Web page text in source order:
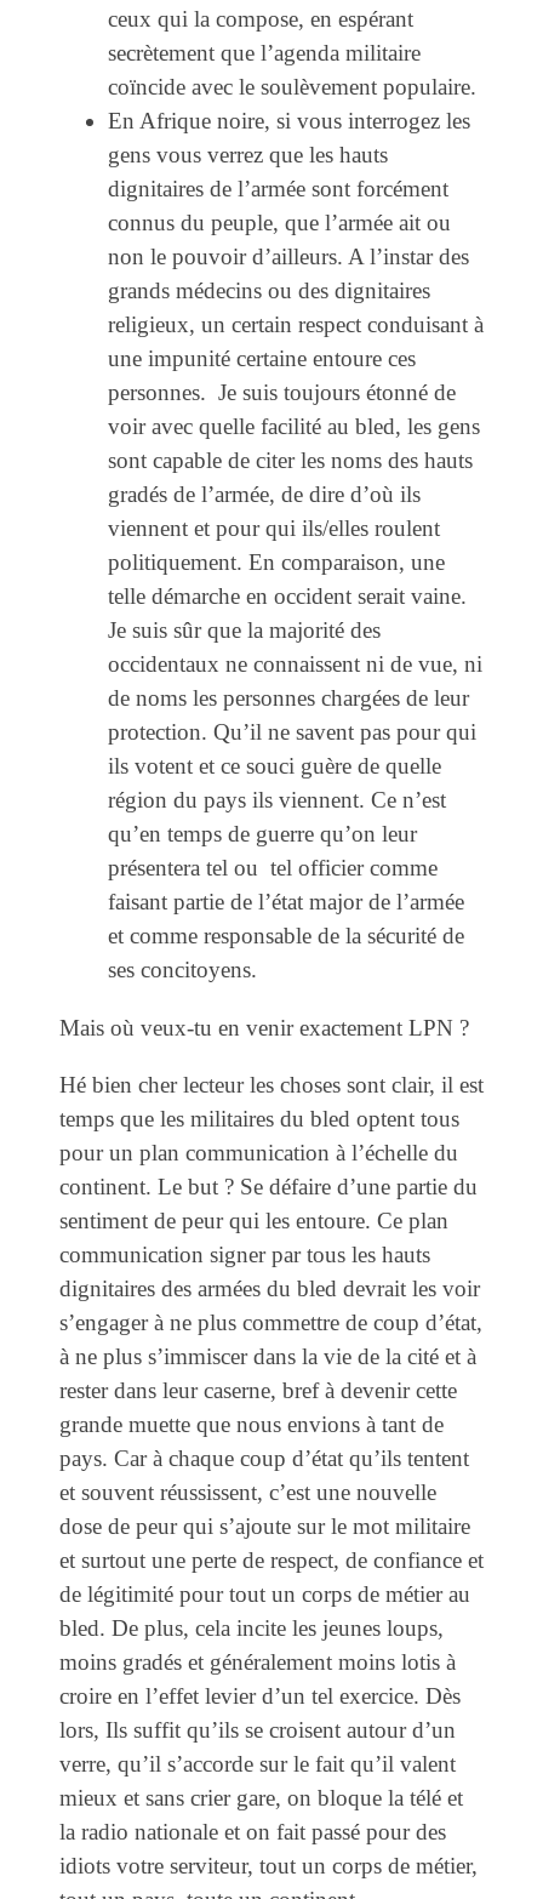
ceux qui la compose, en espérant
secrètement que l’agenda militaire
coïncide avec le soulèvement populaire.
En Afrique noire, si vous interrogez les
gens vous verrez que les hauts
dignitaires de l’armée sont forcément
connus du peuple, que l’armée ait ou
non le pouvoir d’ailleurs. A l’instar des
grands médecins ou des dignitaires
religieux, un certain respect conduisant à
une impunité certaine entoure ces
personnes. Je suis toujours étonné de
voir avec quelle facilité au bled, les gens
sont capable de citer les noms des hauts
gradés de l’armée, de dire d’où ils
viennent et pour qui ils/elles roulent
politiquement. En comparaison, une
telle démarche en occident serait vaine.
Je suis sûr que la majorité des
occidentaux ne connaissent ni de vue, ni
de noms les personnes chargées de leur
protection. Qu’il ne savent pas pour qui
ils votent et ce souci guère de quelle
région du pays ils viennent. Ce n’est
qu’en temps de guerre qu’on leur
présentera tel ou tel officier comme
faisant partie de l’état major de l’armée
et comme responsable de la sécurité de
ses concitoyens.
Mais où veux-tu en venir exactement LPN ?
Hé bien cher lecteur les choses sont clair, il est
temps que les militaires du bled optent tous
pour un plan communication à l’échelle du
continent. Le but ? Se défaire d’une partie du
sentiment de peur qui les entoure. Ce plan
communication signer par tous les hauts
dignitaires des armées du bled devrait les voir
s’engager à ne plus commettre de coup d’état,
à ne plus s’immiscer dans la vie de la cité et à
rester dans leur caserne, bref à devenir cette
grande muette que nous envions à tant de
pays. Car à chaque coup d’état qu’ils tentent
et souvent réussissent, c’est une nouvelle
dose de peur qui s’ajoute sur le mot militaire
et surtout une perte de respect, de confiance et
de légitimité pour tout un corps de métier au
bled. De plus, cela incite les jeunes loups,
moins gradés et généralement moins lotis à
croire en l’effet levier d’un tel exercice. Dès
lors, Ils suffit qu’ils se croisent autour d’un
verre, qu’il s’accorde sur le fait qu’il valent
mieux et sans crier gare, on bloque la télé et
la radio nationale et on fait passé pour des
idiots votre serviteur, tout un corps de métier,